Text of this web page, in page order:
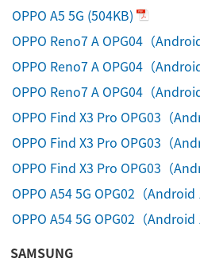
OPPO A5 5G (504KB)
OPPO Reno7 A OPG04（
OPPO Reno7 A OPG04（
OPPO Reno7 A OPG04（
OPPO Find X3 Pro OPG03（
OPPO Find X3 Pro OPG03（
OPPO Find X3 Pro OPG03（
OPPO A54 5G OPG02（Android
OPPO A54 5G OPG02（Android
SAMSUNG